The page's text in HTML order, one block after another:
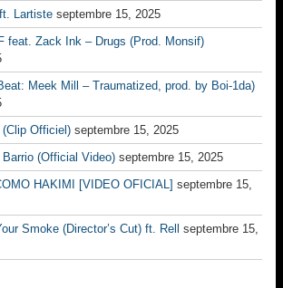
Lartiste septembre 15, 2025
feat. Zack Ink – Drugs (Prod. Monsif)
Meek Mill – Traumatized, prod. by Boi-1da)
Officiel) septembre 15, 2025
(Official Video) septembre 15, 2025
HAKIMI [VIDEO OFICIAL] septembre 15,
Smoke (Director’s Cut) ft. Rell
septembre 15,